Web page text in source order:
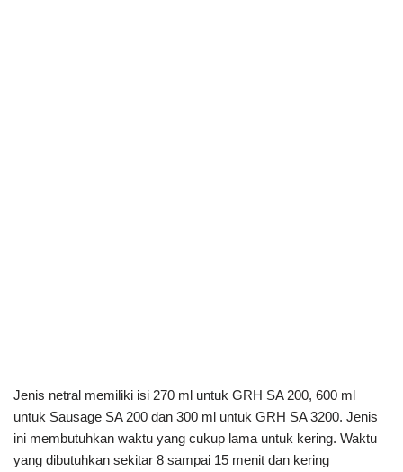
Jenis netral memiliki isi 270 ml untuk GRH SA 200, 600 ml
untuk Sausage SA 200 dan 300 ml untuk GRH SA 3200. Jenis
ini membutuhkan waktu yang cukup lama untuk kering. Waktu
yang dibutuhkan sekitar 8 sampai 15 menit dan kering